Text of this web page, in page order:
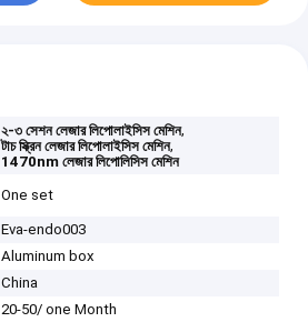
২-৩ সেশন লেজার লিপোলাইসিস মেশিন,
টাচ স্ক্রিন লেজার লিপোলাইসিস মেশিন,
1470nm লেজার লিপোলিসিস মেশিন
One set
Eva-endo003
Aluminum box
China
20-50/ one Month